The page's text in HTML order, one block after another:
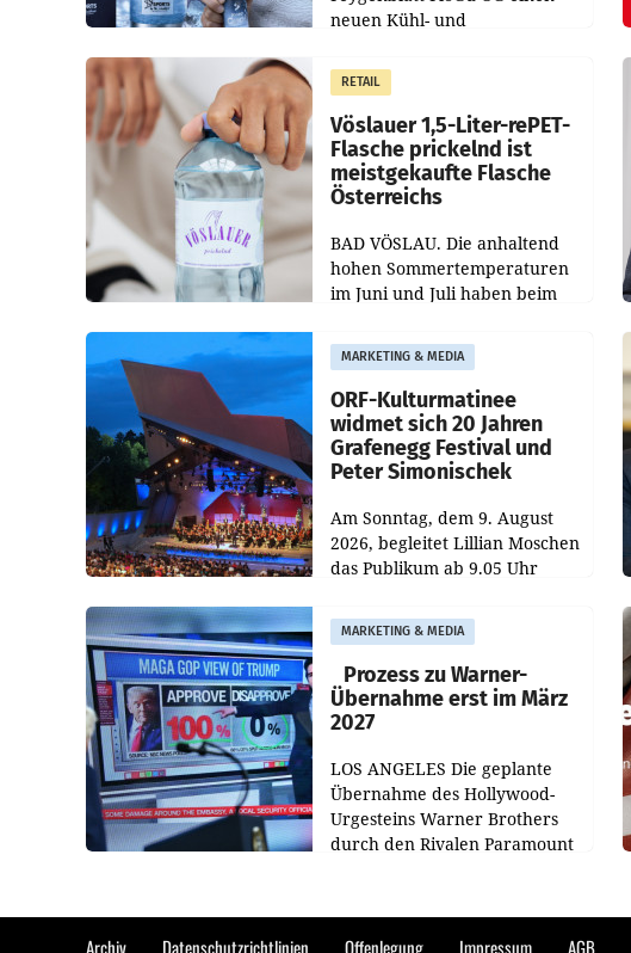
neuen Kühl- und
Markt. Das Produkt namens
„Keep Cool“ ist zu 100 Prozent
RETAIL
Vöslauer 1,5-Liter-rePET-
Flasche prickelnd ist
meistgekaufte Flasche
Österreichs
BAD VÖSLAU. Die anhaltend
hohen Sommertemperaturen
im Juni und Juli haben beim
Getränkehersteller Vöslauer zu
deutlichen Absatzzuwächsen
geführt. Während
MARKETING & MEDIA
ORF-Kulturmatinee
widmet sich 20 Jahren
Grafenegg Festival und
Peter Simonischek
Am Sonntag, dem 9. August
2026, begleitet Lillian Moschen
das Publikum ab 9.05 Uhr
„Kulturmatinee“. Die Sendung
startet mit der Dokumentation
„20 Jahre Grafenegg
MARKETING & MEDIA
Prozess zu Warner-
Übernahme erst im März
2027
LOS ANGELES Die geplante
Übernahme des Hollywood-
Urgesteins Warner Brothers
durch den Rivalen Paramount
Richterin setzte den Prozess zu
Archiv Datenschutzrichtlinien Offenlegung Impressum AGB